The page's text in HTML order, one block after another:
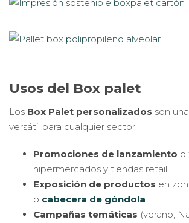
Usos del Box palet
Los Box Palet personalizados son
versátil para cualquier sector:
Promociones de lanzamiento o
hipermercados y tiendas retail.
Exposición de productos en
o cabecera de góndola.
Campañas temáticas (verano,